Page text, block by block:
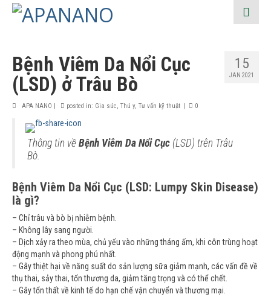
15
JAN 2021
Bệnh Viêm Da Nổi Cục
(LSD) ở Trâu Bò
APA NANO | posted in: Gia súc, Thú y, Tư vấn kỹ thuật | 0
Thông tin về Bệnh Viêm Da Nổi Cục (LSD) trên Trâu
Bò.
Bệnh Viêm Da Nổi Cục (LSD: Lumpy Skin Disease)
là gì?
– Chỉ trâu và bò bị nhiễm bệnh.
– Không lây sang người.
– Dịch xảy ra theo mùa, chủ yếu vào những tháng ấm, khi côn trùng hoạt
động mạnh và phong phú nhất.
– Gây thiệt hại về năng suất do sản lượng sữa giảm mạnh, các vấn đề về
thụ thai, sảy thai, tổn thương da, giảm tăng trọng và có thể chết.
– Gây tổn thất về kinh tế do hạn chế vận chuyển và thương mại.